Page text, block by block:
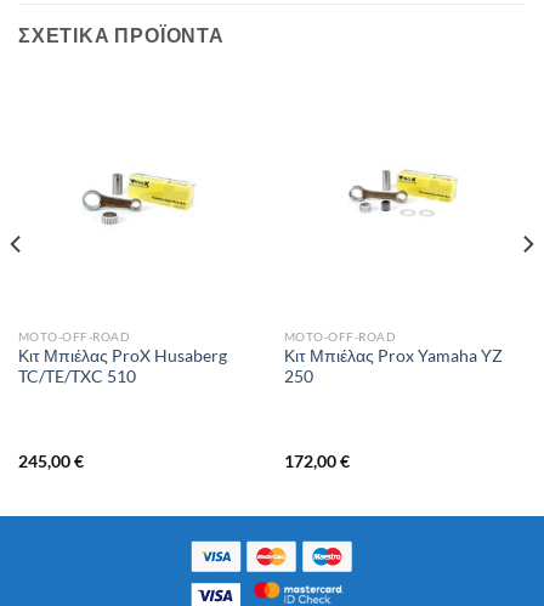
ΣΧΕΤΙΚΆ ΠΡΟΪΌΝΤΑ
MOTO-OFF-ROAD
Κιτ Μπιέλας ProX Husaberg
TC/TE/TXC 510
245,00€
MOTO-OFF-ROAD
Κιτ Μπιέλας Prox Yamaha YZ
250
172,00€